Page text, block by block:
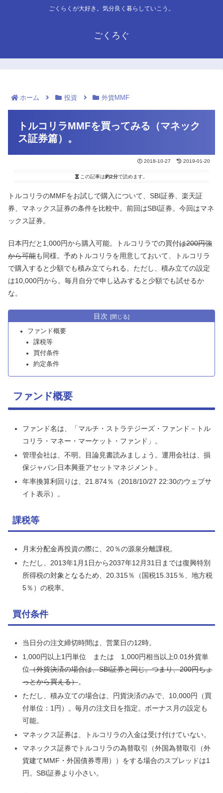
ごくらくが大好き。気分良く暮らしていこう。
ごくろぐ
ホーム 投資 外貨MMF
トルコリラMMFを買ってみる（マネック
ス証券篇）。
2018-10-27 2019-01-20
この記事は約2分で読めます。
トルコリラのMMFをお試しで購入について、SBI証券、楽天証
券、マネックス証券の条件を比較中。前回はSBI証券。今回はマネ
ックス証券。
日本円だと1,000円から購入可能。トルコリラでの買付は200円強
から可能も同様。予めトルコリラを用意しておいて、トルコリラ
で購入すると少額でも積み立てられる。ただし、積み立ての設定
は10,000円から。毎月自分で申し込みすると少額でも試せるか
な。
目次
ファンド概要
課税等
買付条件
約定条件
ファンド概要
ファンド名は、「マルチ・ストラテジーズ・ファンド－トル
コリラ・マネー・マーケット・ファンド」。
管理会社は、不明。目論見書読みましょう。運用会社は、損
保ジャパン日本興亜アセットマネジメント。
年率換算利回りは、21.874％（2018/10/27 22:30のウェブサ
イト表示）。
課税等
月末分配金再投資の際に、20％の源泉分離課税。
ただし、2013年1月1日から2037年12月31日までは復興特別
所得税の対象となるため、20.315％（国税15.315％、地方税
5％）の税率。
買付条件
当日分の注文締切時間は、営業日の12時。
1,000円以上1円単位 または 1,000円相当以上0.01外貨単
位（外貨決済の場合は、SBI証券と同じ。つまり、200円ちょ
っとから買える）。
ただし、積み立ての場合は、円貨決済のみで、10,000円（買
付単位：1円）。毎月の注文日を指定。ボーナス月の設定も
可能。
マネックス証券は、トルコリラの入金は受け付けていない。
マネックス証券でトルコリラの為替取引（外国為替取引（外
貨建てMMF・外国債券専用））をする場合のスプレッドは1
円。SBI証券より小さい。